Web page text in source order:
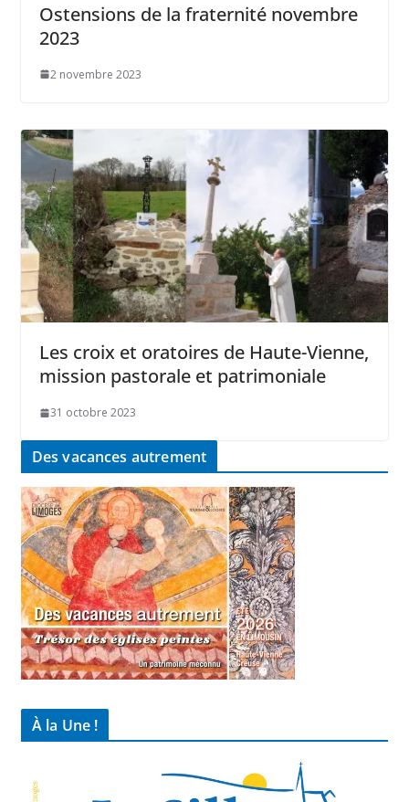
Ostensions de la fraternité novembre
2023
2 novembre 2023
Les croix et oratoires de Haute-Vienne,
mission pastorale et patrimoniale
31 octobre 2023
Des vacances autrement
À la Une !